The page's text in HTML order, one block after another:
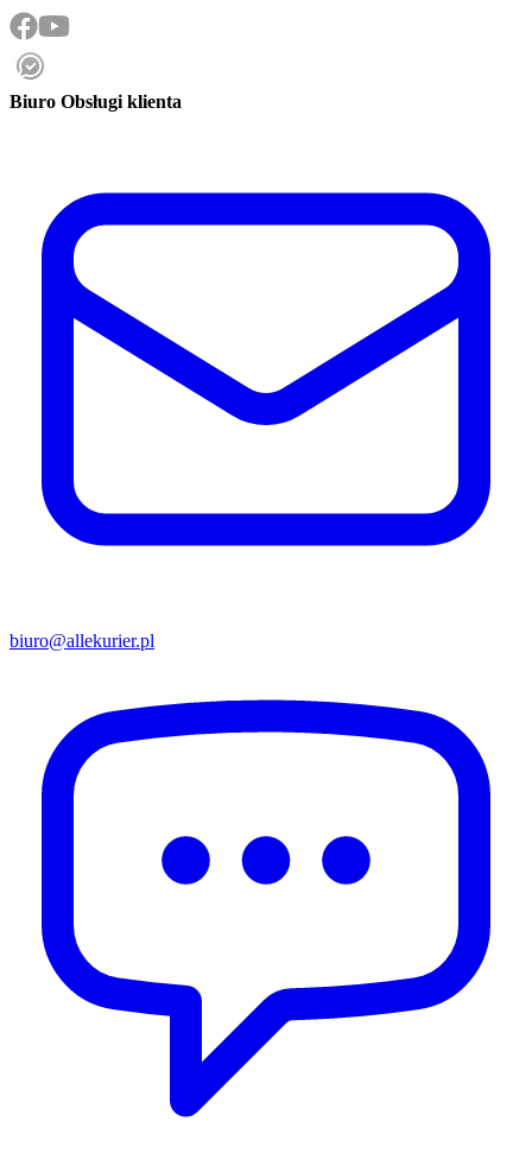
Biuro Obsługi klienta
biuro@allekurier.pl